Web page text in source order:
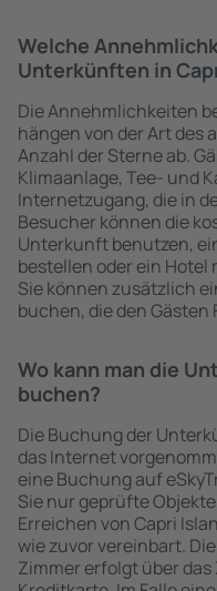
Welche
Unterkünften in
Die Annehmlichkeiten
hängen von der Art des
Anzahl der Sterne ab.
Klimaanlage, Tee- und
Internetzugang, die in
Besucher können die
Unterkunft benutzen,
bestellen oder ein
Sie können zusätzlich
buchen, die den
Wo kann man die
buchen?
Die Buchung der
das Internet
eine Buchung auf
Sie nur geprüfte
Erreichen von Capri
wie zuvor vereinbart.
Zimmer erfolgt über